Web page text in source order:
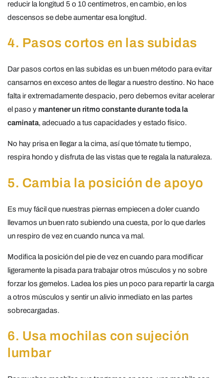
reducir la longitud 5 o 10 centímetros, en cambio, en los
descensos se debe aumentar esa longitud.
4. Pasos cortos en las subidas
Dar pasos cortos en las subidas es un buen método para evitar
cansarnos en exceso antes de llegar a nuestro destino. No hace
falta ir extremadamente despacio, pero debemos evitar acelerar
el paso y mantener un ritmo constante durante toda la
caminata, adecuado a tus capacidades y estado físico.
No hay prisa en llegar a la cima, así que tómate tu tiempo,
respira hondo y disfruta de las vistas que te regala la naturaleza.
5. Cambia la posición de apoyo
Es muy fácil que nuestras piernas empiecen a doler cuando
llevamos un buen rato subiendo una cuesta, por lo que darles
un respiro de vez en cuando nunca va mal.
Modifica la posición del pie de vez en cuando para modificar
ligeramente la pisada para trabajar otros músculos y no sobre
forzar los gemelos. Ladea los pies un poco para repartir la carga
a otros músculos y sentir un alivio inmediato en las partes
sobrecargadas.
6. Usa mochilas con sujeción
lumbar